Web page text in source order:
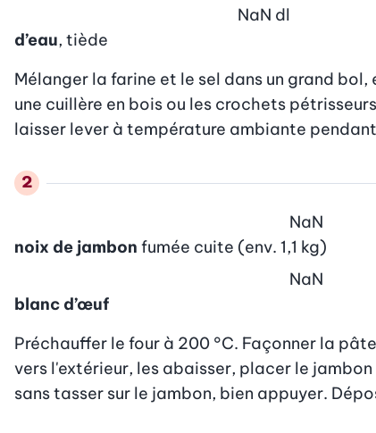
d’eau, tiède
NaN dl
Mélanger la farine et le sel dans un grand
une cuillère en bois ou les crochets
laisser lever à température ambiante
noix de jambon fumée cuite (env. 1,1 kg)
NaN
blanc d’œuf
NaN
Préchauffer le four à 200 °C. Façonner la
vers l'extérieur, les abaisser, placer le
sans tasser sur le jambon, bien appuyer.